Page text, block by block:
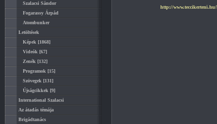
Szalacsi Sándor
Fogarassy Árpád
Atombunker
Letöltések
Képek [1868]
Videók [67]
Zenék [132]
Programok [15]
Szövegek [131]
Újságcikkek [9]
International Szalacsi
Az átadás témája
Brigádtanács
http://